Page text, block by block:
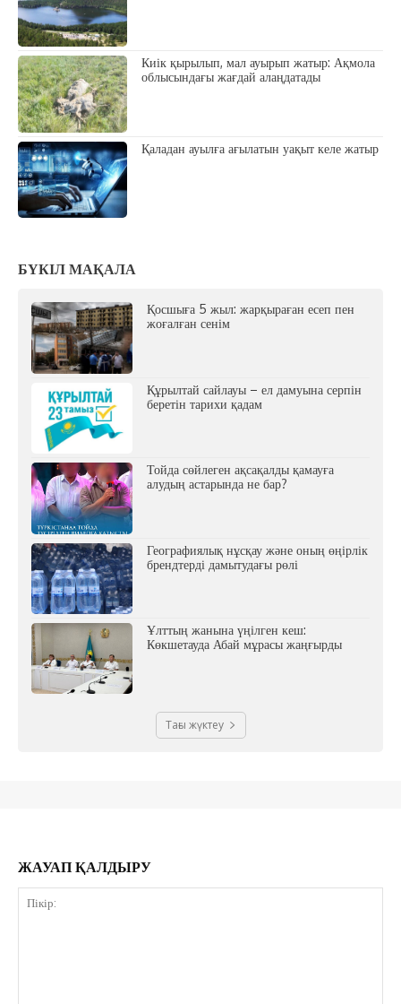
Киік қырылып, мал ауырып жатыр: Ақмола
облысындағы жағдай алаңдатады
Қаладан ауылға ағылатын уақыт келе жатыр
БҮКІЛ МАҚАЛА
Қосшыға 5 жыл: жарқыраған есеп пен
жоғалған сенім
Құрылтай сайлауы – ел дамуына серпін
беретін тарихи қадам
Тойда сөйлеген ақсақалды қамауға
алудың астарында не бар?
Географиялық нұсқау және оның өңірлік
брендтерді дамытудағы рөлі
Ұлттың жанына үңілген кеш:
Көкшетауда Абай мұрасы жаңғырды
Тағы жүктеу
ЖАУАП ҚАЛДЫРУ